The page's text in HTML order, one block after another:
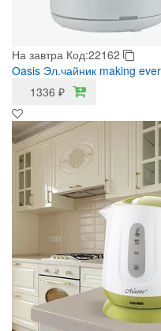
На завтра Код:22162
Оasis Эл.чайник making
1336 ₽